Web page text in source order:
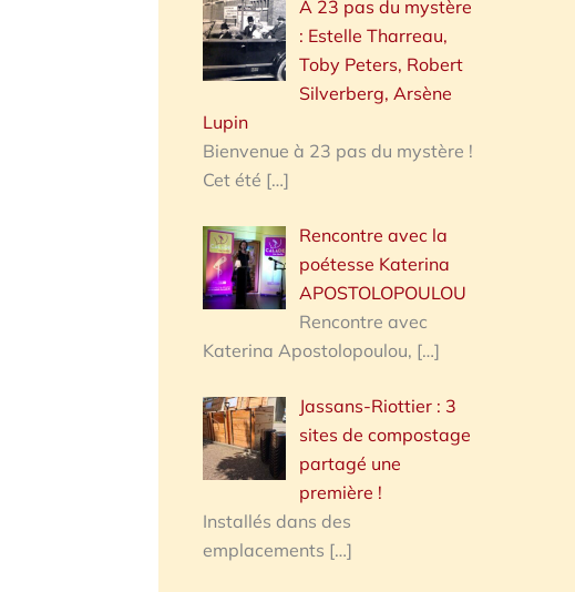
A 23 pas du mystère
: Estelle Tharreau,
Toby Peters, Robert
Silverberg, Arsène
Lupin
Bienvenue à 23 pas du mystère !
Cet été […]
Rencontre avec la
poétesse Katerina
APOSTOLOPOULOU
Rencontre avec
Katerina Apostolopoulou, […]
Jassans-Riottier : 3
sites de compostage
partagé une
première !
Installés dans des
emplacements […]